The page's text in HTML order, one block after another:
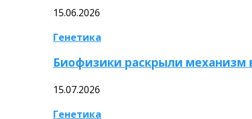
15.06.2026
Генетика
Биофизики раскрыли механизм
15.07.2026
Генетика